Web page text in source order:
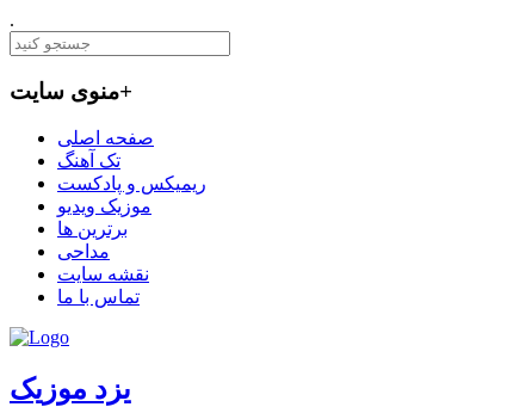
.
منوی سایت+
صفحه اصلی
تک آهنگ
ریمیکس و پادکست
موزیک ویدیو
برترین ها
مداحی
نقشه سایت
تماس با ما
یزد موزیک